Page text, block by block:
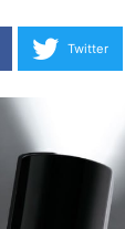
Twitter